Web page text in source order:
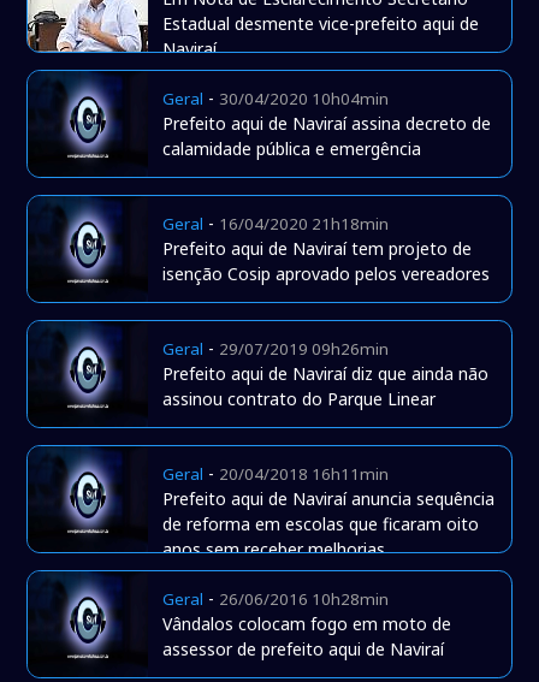
Estadual desmente vice-prefeito aqui de
Naviraí
Geral - 30/04/2020 10h04min
Prefeito aqui de Naviraí assina decreto de
calamidade pública e emergência
Geral - 16/04/2020 21h18min
Prefeito aqui de Naviraí tem projeto de
isenção Cosip aprovado pelos vereadores
Geral - 29/07/2019 09h26min
Prefeito aqui de Naviraí diz que ainda não
assinou contrato do Parque Linear
Geral - 20/04/2018 16h11min
Prefeito aqui de Naviraí anuncia sequência
de reforma em escolas que ficaram oito
anos sem receber melhorias
Geral - 26/06/2016 10h28min
Vândalos colocam fogo em moto de
assessor de prefeito aqui de Naviraí